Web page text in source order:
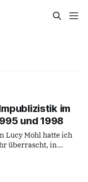
im
und 1998
überrascht, in
Mohl hatte ich im